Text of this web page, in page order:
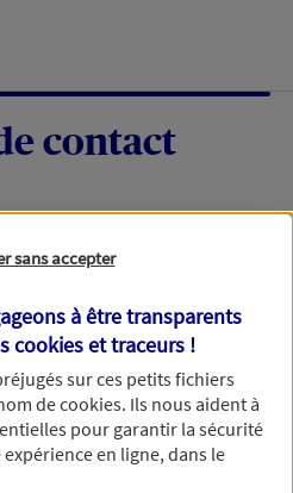
contact
dans les
ou par téléphone.
sans accepter
à être transparents
cookies et traceurs !
sur ces petits fichiers
decookies. Ils nous aident à
pour garantir la sécurité
en ligne, dans le